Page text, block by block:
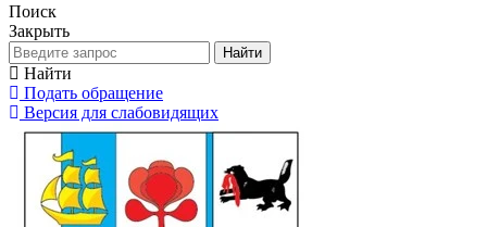
Поиск
Закрыть
Найти
Найти
Подать обращение
Версия для слабовидящих